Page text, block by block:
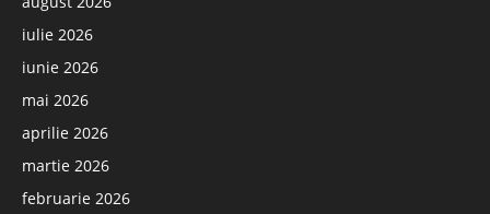
iulie 2026
iunie 2026
mai 2026
aprilie 2026
martie 2026
februarie 2026